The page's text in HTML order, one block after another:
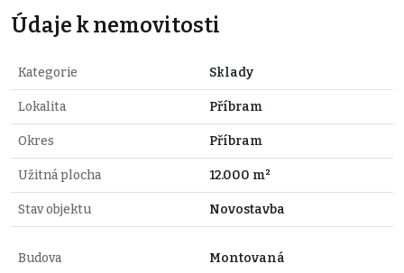
Údaje k nemovitosti
Kategorie Sklady
Lokalita Příbram
Okres Příbram
Užitná plocha 12.000 m²
Stav objektu Novostavba
Budova Montovaná